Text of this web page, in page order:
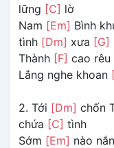
lững [C] lờ
Nam [Em] Bình
tình [Dm] xưa [G]
Thành [F] cao rêu
Lắng nghe khoan
2. Tới [Dm] chốn
chứa [C] tình
Sớm [Em] nào